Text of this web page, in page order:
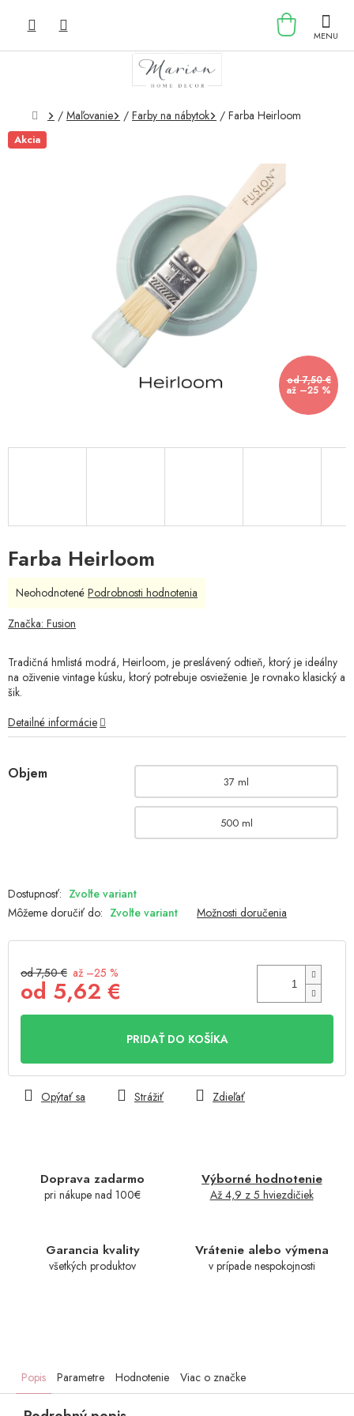
KOŠÍK
Domov
/ Maľovanie / Farby na nábytok / Farba Heirloom
Akcia
od 7,50 €
až –25 %
Farba Heirloom
Objem 37 ml
500 ml
Zvoľte variant
Môžeme doručiť do: Zvoľte variant Možnosti doručenia
od 7,50 € až –25 %
od 5,62 €
Jednotková
PRIDAŤ DO KOŠÍKA
Doprava zadarmo
pri nákupe nad 100€
Výborné hodnotenie
Až 4,9 z 5 hviezdičiek
Garancia kvality
všetkých produktov
Vrátenie alebo výmena
v prípade nespokojnosti
Tradičná hmlistá modrá, Heirloom, je preslávený odtieň, ktorý je ideálny
na oživenie vintage kúsku, ktorý potrebuje osvieženie. Je rovnako klasický a
šik.
Detailné informácie
Opýtať sa Strážiť Zdieľať
Priemerné
produktu
z
5
hviezdičiek.
Neohodnotené Podrobnosti hodnotenia
Značka: Fusion
Popis Parametre Hodnotenie Viac o značke